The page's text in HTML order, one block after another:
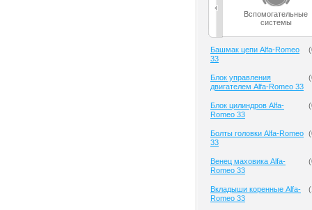
Вспомогательные
системы
Башмак цепи Alfa-Romeo
33
(
Блок управления
двигателем Alfa-Romeo 33
(
Блок цилиндров Alfa-
Romeo 33
(
Болты головки Alfa-Romeo
33
(
Венец маховика Alfa-
Romeo 33
(
Вкладыши коренные Alfa-
Romeo 33
(